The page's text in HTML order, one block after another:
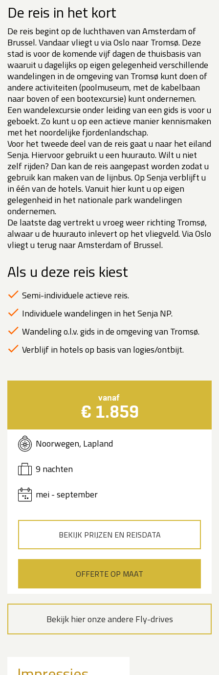
De reis in het kort
De reis begint op de luchthaven van Amsterdam of
Brussel. Vandaar vliegt u via Oslo naar Tromsø. Deze
stad is voor de komende vijf dagen de thuisbasis van
waaruit u dagelijks op eigen gelegenheid verschillende
wandelingen in de omgeving van Tromsø kunt doen of
andere activiteiten (poolmuseum, met de kabelbaan
naar boven of een bootexcursie) kunt ondernemen.
Een wandelexcursie onder leiding van een gids is voor u
geboekt. Zo kunt u op een actieve manier kennismaken
met het noordelijke fjordenlandschap.
Voor het tweede deel van de reis gaat u naar het eiland
Senja. Hiervoor gebruikt u een huurauto. Wilt u niet
zelf rijden? Dan kan de reis aangepast worden zodat u
gebruik kan maken van de lijnbus. Op Senja verblijft u
in één van de hotels. Vanuit hier kunt u op eigen
gelegenheid in het nationale park wandelingen
ondernemen.
De laatste dag vertrekt u vroeg weer richting Tromsø,
alwaar u de huurauto inlevert op het vliegveld. Via Oslo
vliegt u terug naar Amsterdam of Brussel.
Als u deze reis kiest
Semi-individuele actieve reis.
Individuele wandelingen in het Senja NP.
Wandeling o.l.v. gids in de omgeving van Tromsø.
Verblijf in hotels op basis van logies/ontbijt.
vanaf
€ 1.859
Noorwegen, Lapland
9 nachten
mei - september
BEKIJK PRIJZEN EN REISDATA
OFFERTE OP MAAT
Bekijk hier onze andere Fly-drives